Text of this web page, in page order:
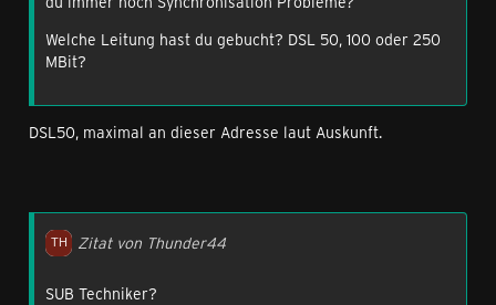
Welche Leitung hast du gebucht? DSL 50, 100 oder 250
MBit?
DSL50, maximal an dieser Adresse laut Auskunft.
Zitat von Thunder44
SUB Techniker?